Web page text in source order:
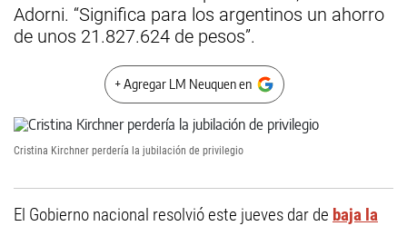
Adorni. “Significa para los argentinos un ahorro
de unos 21.827.624 de pesos”.
+ Agregar LM Neuquen en
Cristina Kirchner perdería la jubilación de privilegio
El Gobierno nacional resolvió este jueves dar de baja la